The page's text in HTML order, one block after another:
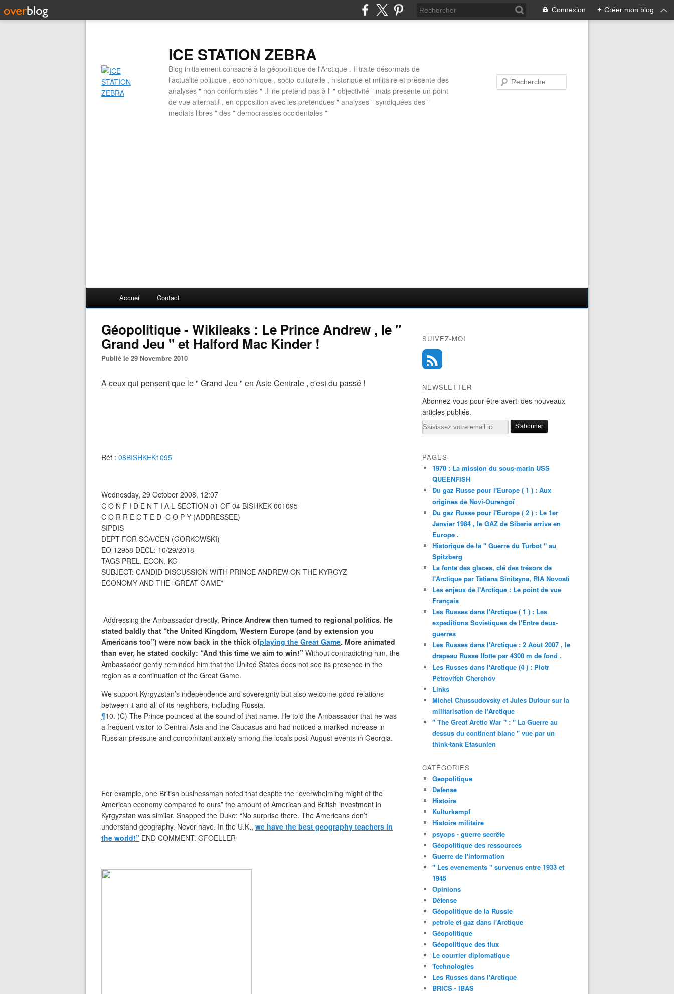
Connexion + Créer mon blog
ICE STATION ZEBRA
Blog initialement consacré à la géopolitique de l'Arctique . Il traite désormais de
l'actualité politique , economique , socio-culturelle , historique et militaire et présente des
analyses " non conformistes " .Il ne pretend pas à l' " objectivité " mais presente un point
de vue alternatif , en opposition avec les pretendues " analyses " syndiquées des "
mediats libres " des " democrassies occidentales "
Accueil Contact
Géopolitique - Wikileaks : Le Prince Andrew , le "
Grand Jeu " et Halford Mac Kinder !
Publié le 29 Novembre 2010
A ceux qui pensent que le " Grand Jeu " en Asie Centrale , c'est du passé !
Réf : 08BISHKEK1095
Wednesday, 29 October 2008, 12:07
C O N F I D E N T I A L SECTION 01 OF 04 BISHKEK 001095
C O R R E C T E D C O P Y (ADDRESSEE)
SIPDIS
DEPT FOR SCA/CEN (GORKOWSKI)
EO 12958 DECL: 10/29/2018
TAGS PREL, ECON, KG
SUBJECT: CANDID DISCUSSION WITH PRINCE ANDREW ON THE KYRGYZ
ECONOMY AND THE “GREAT GAME”
Addressing the Ambassador directly, Prince Andrew then turned to regional politics. He
stated baldly that “the United Kingdom, Western Europe (and by extension you
Americans too”) were now back in the thick ofplaying the Great Game. More animated
than ever, he stated cockily: “And this time we aim to win!” Without contradicting him, the
Ambassador gently reminded him that the United States does not see its presence in the
region as a continuation of the Great Game.
We support Kyrgyzstan’s independence and sovereignty but also welcome good relations
between it and all of its neighbors, including Russia.
¶10. (C) The Prince pounced at the sound of that name. He told the Ambassador that he was
a frequent visitor to Central Asia and the Caucasus and had noticed a marked increase in
Russian pressure and concomitant anxiety among the locals post-August events in Georgia.
For example, one British businessman noted that despite the “overwhelming might of the
American economy compared to ours” the amount of American and British investment in
Kyrgyzstan was similar. Snapped the Duke: “No surprise there. The Americans don’t
understand geography. Never have. In the U.K., we have the best geography teachers in
the world!” END COMMENT. GFOELLER
SUIVEZ-MOI
NEWSLETTER
Abonnez-vous pour être averti des nouveaux
articles publiés.
Email
PAGES
1970 : La mission du sous-marin USS
QUEENFISH
Du gaz Russe pour l'Europe ( 1 ) : Aux
origines de Novi-Ourengoï
Du gaz Russe pour l'Europe ( 2 ) : Le 1er
Janvier 1984 , le GAZ de Siberie arrive en
Europe .
Historique de la " Guerre du Turbot " au
Spitzberg
La fonte des glaces, clé des trésors de
l'Arctique par Tatiana Sinitsyna, RIA Novosti
Les enjeux de l'Arctique : Le point de vue
Français
Les Russes dans l'Arctique ( 1 ) : Les
expeditions Sovietiques de l'Entre deux-
guerres
Les Russes dans l'Arctique : 2 Aout 2007 , le
drapeau Russe flotte par 4300 m de fond .
Les Russes dans l'Arctique (4 ) : Piotr
Petrovitch Cherchov
Links
Michel Chussudovsky et Jules Dufour sur la
militarisation de l'Arctique
" The Great Arctic War " : " La Guerre au
dessus du continent blanc " vue par un
think-tank Etasunien
CATÉGORIES
Geopolitique
Defense
Histoire
Kulturkampf
Histoire militaire
psyops - guerre secrête
Géopolitique des ressources
Guerre de l'information
" Les evenements " survenus entre 1933 et
1945
Opinions
Défense
Géopolitique de la Russie
petrole et gaz dans l'Arctique
Géopolitique
Géopolitique des flux
Le courrier diplomatique
Technologies
Les Russes dans l'Arctique
BRICS - IBAS